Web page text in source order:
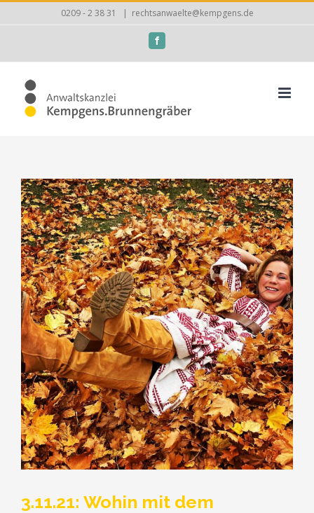
Inhalt
0209 - 2 38 31 | rechtsanwaelte@kempgens.de
3.11.21: Wohin mit dem